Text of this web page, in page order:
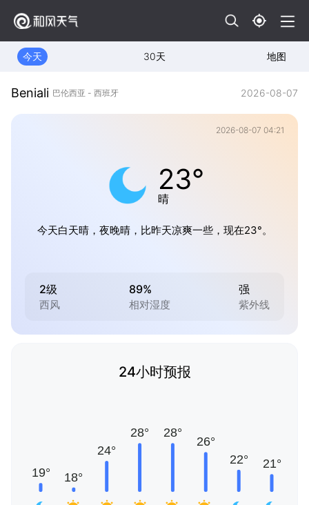
今天 30天 地图
Beniali 巴伦西亚 - 西班牙 2026-08-07
2026-08-07 04:21
23°
晴
今天白天晴，夜晚晴，比昨天凉爽一些，现在23°。
2级
西风
89%
相对湿度
强
紫外线
24小时预报